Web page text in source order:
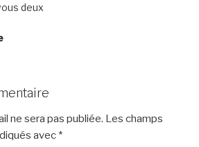
deux
ne sera pas publiée. Les champs
avec *